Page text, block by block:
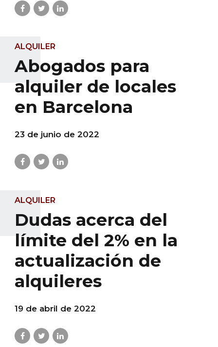
ALQUILER
Abogados para
alquiler de locales
en Barcelona
23 de junio de 2022
ALQUILER
Dudas acerca del
límite del 2% en la
actualización de
alquileres
19 de abril de 2022